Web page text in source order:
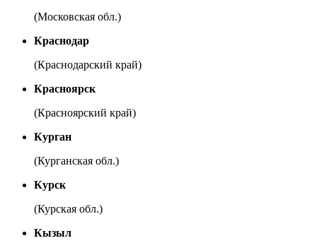
(Московская обл.)
Краснодар
(Краснодарский край)
Красноярск
(Красноярский край)
Курган
(Курганская обл.)
Курск
(Курская обл.)
Кызыл